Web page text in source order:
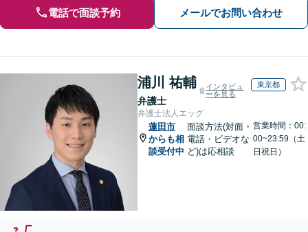
電話で面談予約 メールでお問い合わせ
浦川 祐輔
弁護士
インタビュ
ーを見る
東京都
弁護士法人エッグ
蓮田市
からも相
談受付中
面談方法(対面・
電話・ビデオな
ど)は応相談
営業時間：00:
00~23:59（土
日祝日）